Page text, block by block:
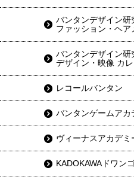
バンタンデザイン研
ファッション・ヘア
バンタンデザイン研
デザイン・映像 カ
レコールバンタン
バンタンゲームアカ
ヴィーナスアカデミ
KADOKAWAドワン